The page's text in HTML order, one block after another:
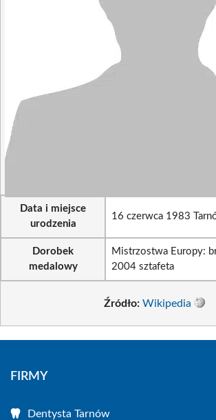
Data i miejsce
urodzenia
16 czerwca 1983
Dorobek
medalowy
Mistrzostwa Europy:
2004 sztafeta
Źródło: Wikipedia
FIRMY
Dentysta Tarnów